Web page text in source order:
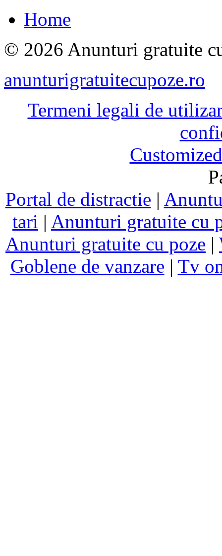
Home
© 2026 Anunturi gratuite
anunturigratuitecupoze.ro
Termeni legali de
Portal de distractie |
tari | Anunturi gratuite cu
Anunturi gratuite cu poze |
Goblene de vanzare | Tv